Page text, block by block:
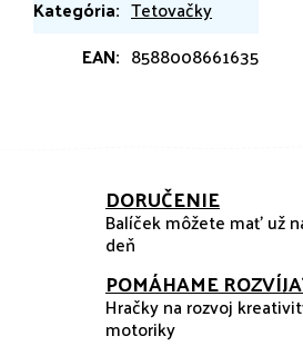
Kategória: Tetovačky
EAN: 8588008661635
DORUČENIE
Balíček môžete mať už
deň
POMÁHAME
Hračky na rozvoj
motoriky